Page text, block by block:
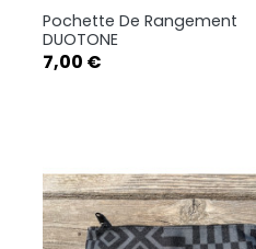
 Aperçu rapide
Pochette De Rangement
DUOTONE
Prix
7,00 €